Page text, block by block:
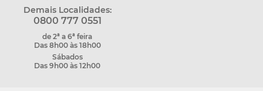
Demais Localidades:
0800 777 0551
de 2ª a 6ª feira
Das 8h00 às 18h00
Sábados
Das 9h00 às 12h00